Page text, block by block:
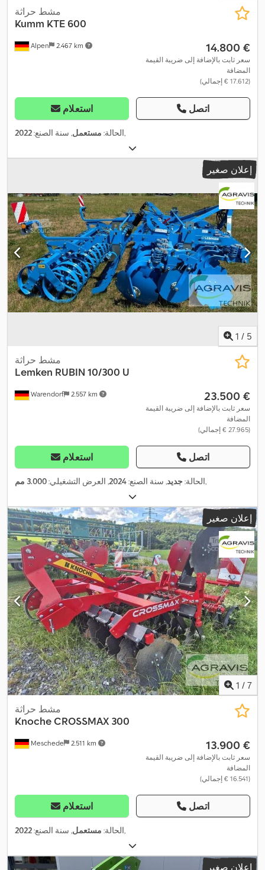
Alpen 2.467 km
مشط حراثة
Kumm KTE 600
‏14.800 €
سعر ثابت بالإضافة إلى ضريبة القيمة
المضافة
(‏17.612 € إجمالي)
استعلام اتصل
الحالة: مستعمل, سنة الصنع:2022 ,
إعلان صغير
1 / 5
Warendorf 2.557 km
مشط حراثة
Lemken RUBIN 10/300 U
‏23.500 €
سعر ثابت بالإضافة إلى ضريبة القيمة
المضافة
(‏27.965 € إجمالي)
استعلام اتصل
الحالة:جديد, سنة الصنع:2024, العرض التشغيلي:3.000 مم ,
إعلان صغير
1 / 7
Meschede 2.511 km
مشط حراثة
KnocheCROSSMAX 300
‏13.900 €
سعر ثابت بالإضافة إلى ضريبة القيمة
المضافة
(‏16.541 € إجمالي)
استعلام اتصل
الحالة: مستعمل, سنة الصنع:2022 ,
إعلان صغير